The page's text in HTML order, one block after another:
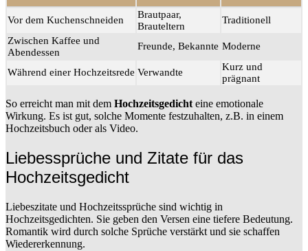
Vor dem Kuchenschneiden
Brautpaar,
Brauteltern
Traditionell
Zwischen Kaffee und
Abendessen
Freunde, Bekannte Moderne
Während einer Hochzeitsrede Verwandte
Kurz und
prägnant
So erreicht man mit dem Hochzeitsgedicht eine emotionale
Wirkung. Es ist gut, solche Momente festzuhalten, z.B. in einem
Hochzeitsbuch oder als Video.
Liebessprüche und Zitate für das
Hochzeitsgedicht
Liebeszitate und Hochzeitssprüche sind wichtig in
Hochzeitsgedichten. Sie geben den Versen eine tiefere Bedeutung.
Romantik wird durch solche Sprüche verstärkt und sie schaffen
Wiedererkennung.